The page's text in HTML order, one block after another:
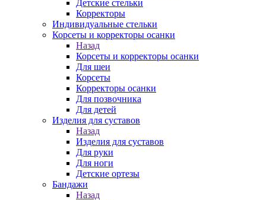
Детские стельки
Корректоры
Индивидуальные стельки
Корсеты и корректоры осанки
Назад
Корсеты и корректоры осанки
Для шеи
Корсеты
Корректоры осанки
Для позвочника
Для детей
Изделия для суставов
Назад
Изделия для суставов
Для руки
Для ноги
Детские ортезы
Бандажи
Назад